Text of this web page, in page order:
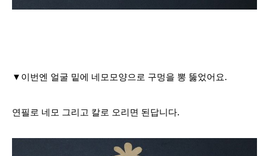
▼이번엔 얼굴 밑에 네모모양으로 구멍을 뽕 뚫었어요.
연필로 네모 그리고 칼로 오리면 된답니다.